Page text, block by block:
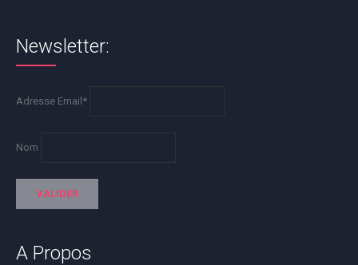
Newsletter:
Adresse Email*
Nom
A Propos